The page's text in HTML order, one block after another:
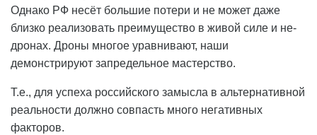
Однако РФ несёт большие потери и не может даже
близко реализовать преимущество в живой силе и не-
дронах. Дроны многое уравнивают, наши
демонстрируют запредельное мастерство.
Т.е., для успеха российского замысла в альтернативной
реальности должно совпасть много негативных
факторов.